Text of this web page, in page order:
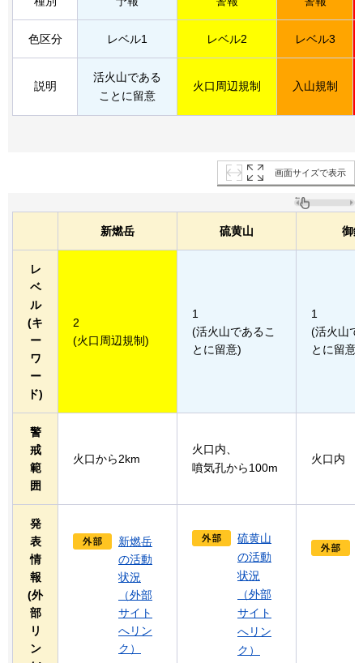
色区分 レベル1 レベル2 レベル3
説明
活火山である
ことに留意
火口周辺規制 入山規制
画面サイズで表示
新燃岳 硫黄山 御
レ
ベ
ル
(キ
ー
ワ
ー
ド)
2
(火口周辺規制)
1
(活火山であるこ
とに留意)
1
(活火山
とに留意)
警
戒
範
囲
火口から2km
火口内、
噴気孔から100m
火口内
発
表
情
報
(外
部
リ
ン
新燃岳
の活動
状況
（外部
サイト
へリン
ク）
硫黄山
の活動
状況
（外部
サイト
へリン
ク）